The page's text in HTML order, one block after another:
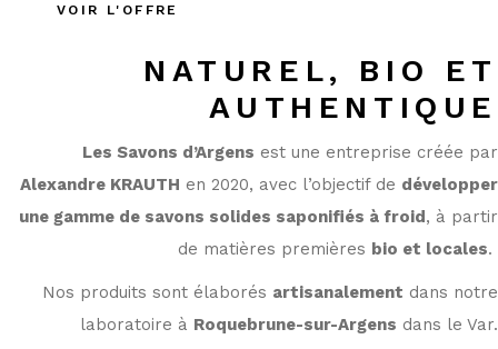
VOIR L'OFFRE
NATUREL, BIO ET
AUTHENTIQUE
Les Savons d’Argens est une entreprise créée par
Alexandre KRAUTH en 2020, avec l’objectif de développer
une gamme de savons solides saponifiés à froid, à partir
de matières premières bio et locales.
Nos produits sont élaborés artisanalement dans notre
laboratoire à Roquebrune-sur-Argens dans le Var.